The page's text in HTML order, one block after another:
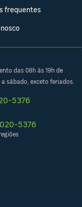
frequentes
das 08h às 19h de
sábado, exceto feriados.
5376
5376